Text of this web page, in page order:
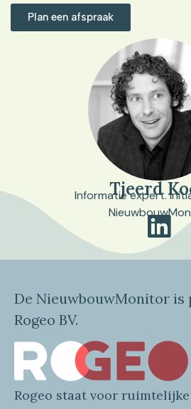
Plan een afspraak
Tjeerd
Informatie expert.
De NieuwbouwMonitor is
Rogeo BV.
Rogeo staat voor ruimtelijke